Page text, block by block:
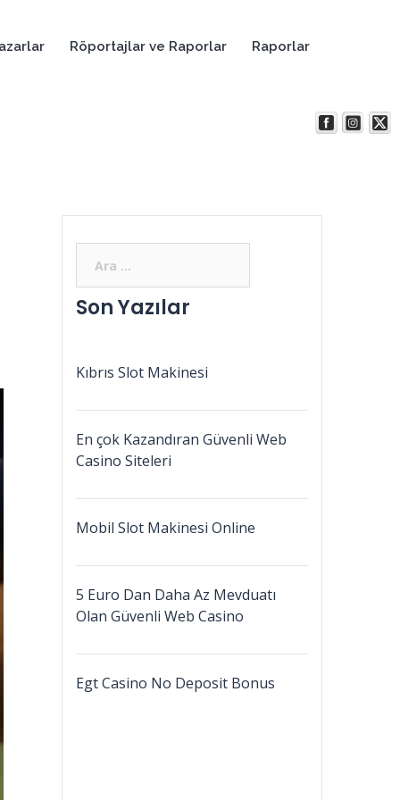
Röportajlar ve Raporlar Raporlar
Son Yazılar
Kıbrıs Slot Makinesi
En çok Kazandıran Güvenli Web
Casino Siteleri
Mobil Slot Makinesi Online
5 Euro Dan Daha Az Mevduatı
Olan Güvenli Web Casino
Egt Casino No Deposit Bonus